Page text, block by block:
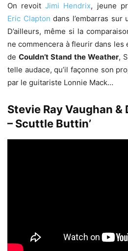
On revoitJimi Hendrix, jeune
Eric Clapton dans l’embarras sur
D’ailleurs, même si la
ne commencera à fleurir dans les
de Couldn’t Stand the Weather,
telle audace, qu’il façonne son
par le guitariste Lonnie Mack…
Stevie Ray Vaughan
– Scuttle Buttin’